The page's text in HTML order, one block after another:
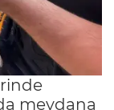
meydana